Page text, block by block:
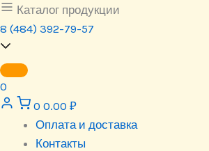
Перейти
к
содержимому
Каталог продукции
8 (484) 392-79-57
0
0 0.00 ₽
Оплата и доставка
Контакты